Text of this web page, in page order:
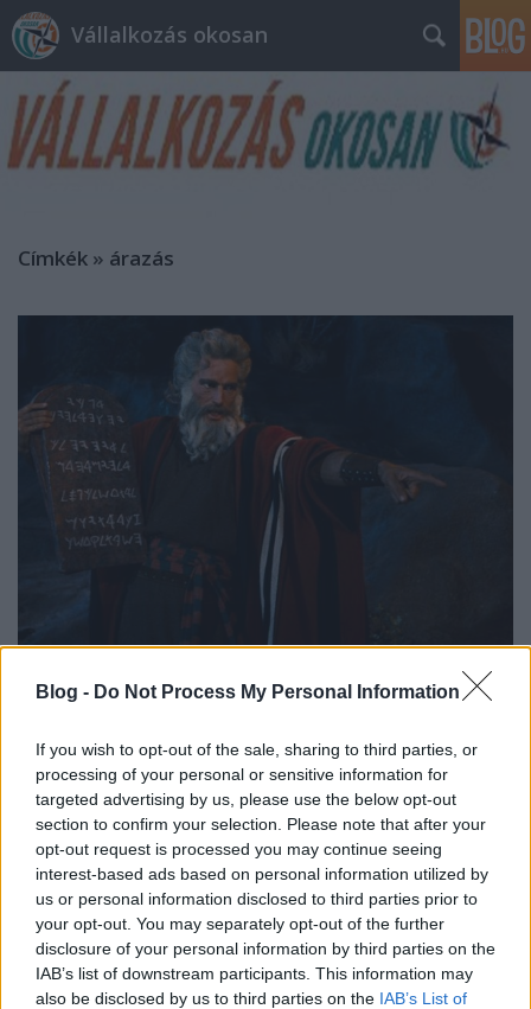
Blog - Do Not Process My Personal Information
If you wish to opt-out of the sale, sharing to third parties, or
processing of your personal or sensitive information for
targeted advertising by us, please use the below opt-out
section to confirm your selection. Please note that after your
opt-out request is processed you may continue seeing
interest-based ads based on personal information utilized by
us or personal information disclosed to third parties prior to
your opt-out. You may separately opt-out of the further
disclosure of your personal information by third parties on the
IAB’s list of downstream participants. This information may
also be disclosed by us to third parties on the IAB’s List of
Vállalkozás okosan
Címkék » árazás
Az ár, ha felhajtjuk, leengedjük,
prosequor•2016. május 25.
Előző két bejegyzésemben itt, és itt körüljártuk, mit
gondolj át, mikor kitalálod vállalkozásod árait, azt,
hogy miért mennyit kérjél. Áraid nem olyanok, mint
a Tízparancsolat. Nincsenek kőbe vésve. Vegyünk
egy ideális helyzetet (igen, tudom, sci-fi…): piacodat,
vásárlóidat ismered, mint a…